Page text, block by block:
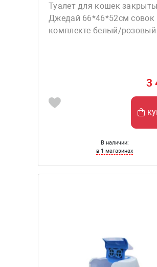
Туалет для кошек
Джедай 66*46*52см совок
комплекте белый/
3
В наличии:
в 1 магазинах